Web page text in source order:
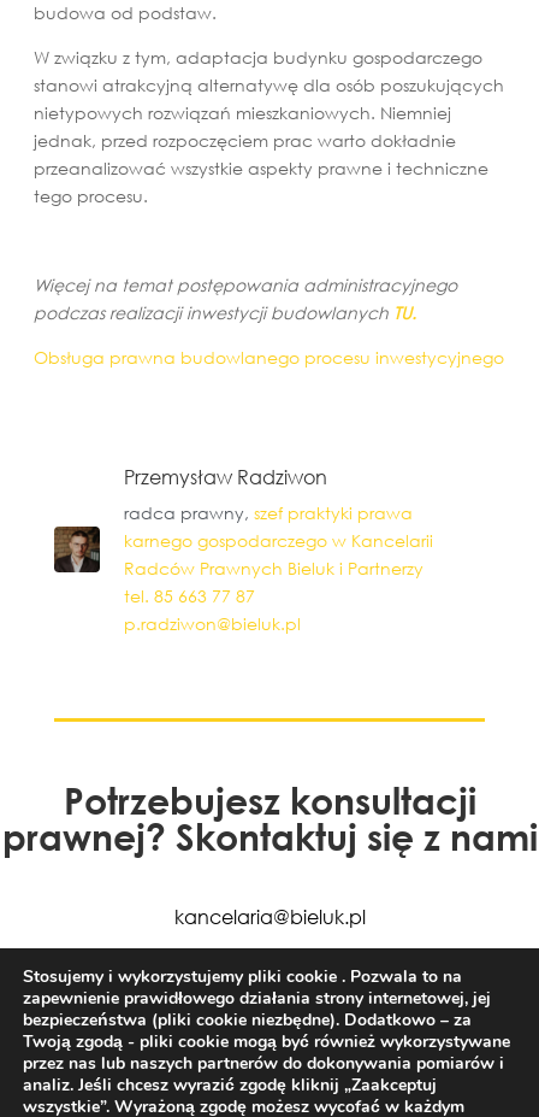
budowa od podstaw.
W związku z tym, adaptacja budynku gospodarczego
stanowi atrakcyjną alternatywę dla osób poszukujących
nietypowych rozwiązań mieszkaniowych. Niemniej
jednak, przed rozpoczęciem prac warto dokładnie
przeanalizować wszystkie aspekty prawne i techniczne
tego procesu.
Więcej na temat postępowania administracyjnego
podczas realizacji inwestycji budowlanych TU.
Obsługa prawna budowlanego procesu inwestycyjnego
Przemysław Radziwon
radca prawny,szef praktyki prawa
karnego gospodarczego w Kancelarii
Radców Prawnych Bieluk i Partnerzy
tel. 85 663 77 87
p.radziwon@bieluk.pl
Potrzebujesz konsultacji
prawnej? Skontaktuj się z nami
kancelaria@bieluk.pl
+48 85 663 77 50
Stosujemy i wykorzystujemy pliki cookie . Pozwala to na
zapewnienie prawidłowego działania strony internetowej, jej
bezpieczeństwa (pliki cookie niezbędne). Dodatkowo – za
Twoją zgodą - pliki cookie mogą być również wykorzystywane
przez nas lub naszych partnerów do dokonywania pomiarów i
analiz. Jeśli chcesz wyrazić zgodę kliknij „Zaakceptuj
wszystkie”. Wyrażoną zgodę możesz wycofać w każdym